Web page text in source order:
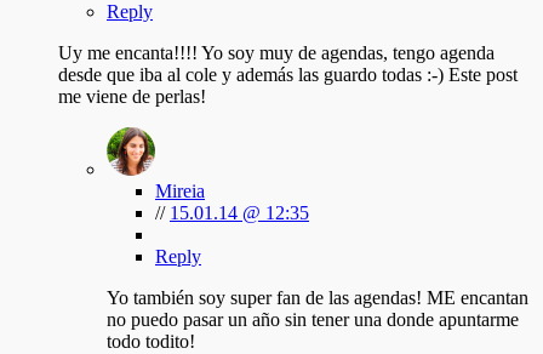
Reply
Uy me encanta!!!! Yo soy muy de agendas, tengo agenda
desde que iba al cole y además las guardo todas :-) Este post
me viene de perlas!
Mireia
// 15.01.14 @ 12:35
Reply
Yo también soy super fan de las agendas! ME encantan
no puedo pasar un año sin tener una donde apuntarme
todo todito!